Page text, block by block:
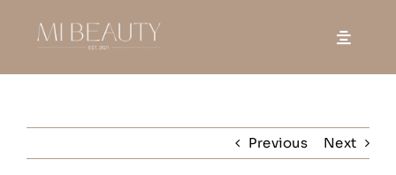
Previous Next